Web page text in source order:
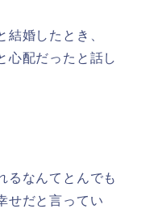
婚したとき、
心配だったと話し
るなんてとんでも
せだと言ってい